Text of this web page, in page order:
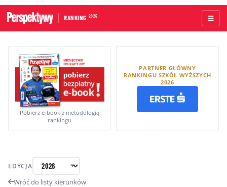
RANKING 2026
STRONA GŁÓWNA
UCZELNIE AKADEMICKIE
UCZELNIE ZAWODOWE
RANKINGI WG TYPÓW UCZELNI
RANKINGI WG GRUP KRYTERIÓW
Pobierz e-book z metodologią
rankingu
PARTNER GŁÓWNY
RANKINGU SZKÓŁ WYŻSZYCH
2026
Wróć do listy kierunków
EDYCJA